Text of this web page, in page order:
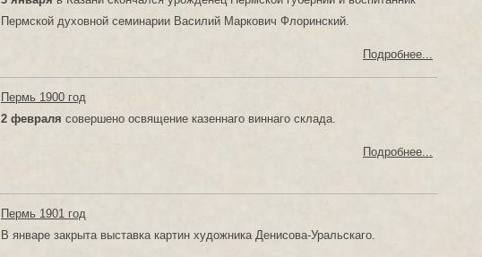
Пермской духовной семинарии Василий Маркович Флоринский.
Подробнее...
Пермь 1900 год
2 февраля совершено освящение казеннаго виннаго склада.
Подробнее...
Пермь 1901 год
В январе закрыта выставка картин художника Денисова-Уральскаго.